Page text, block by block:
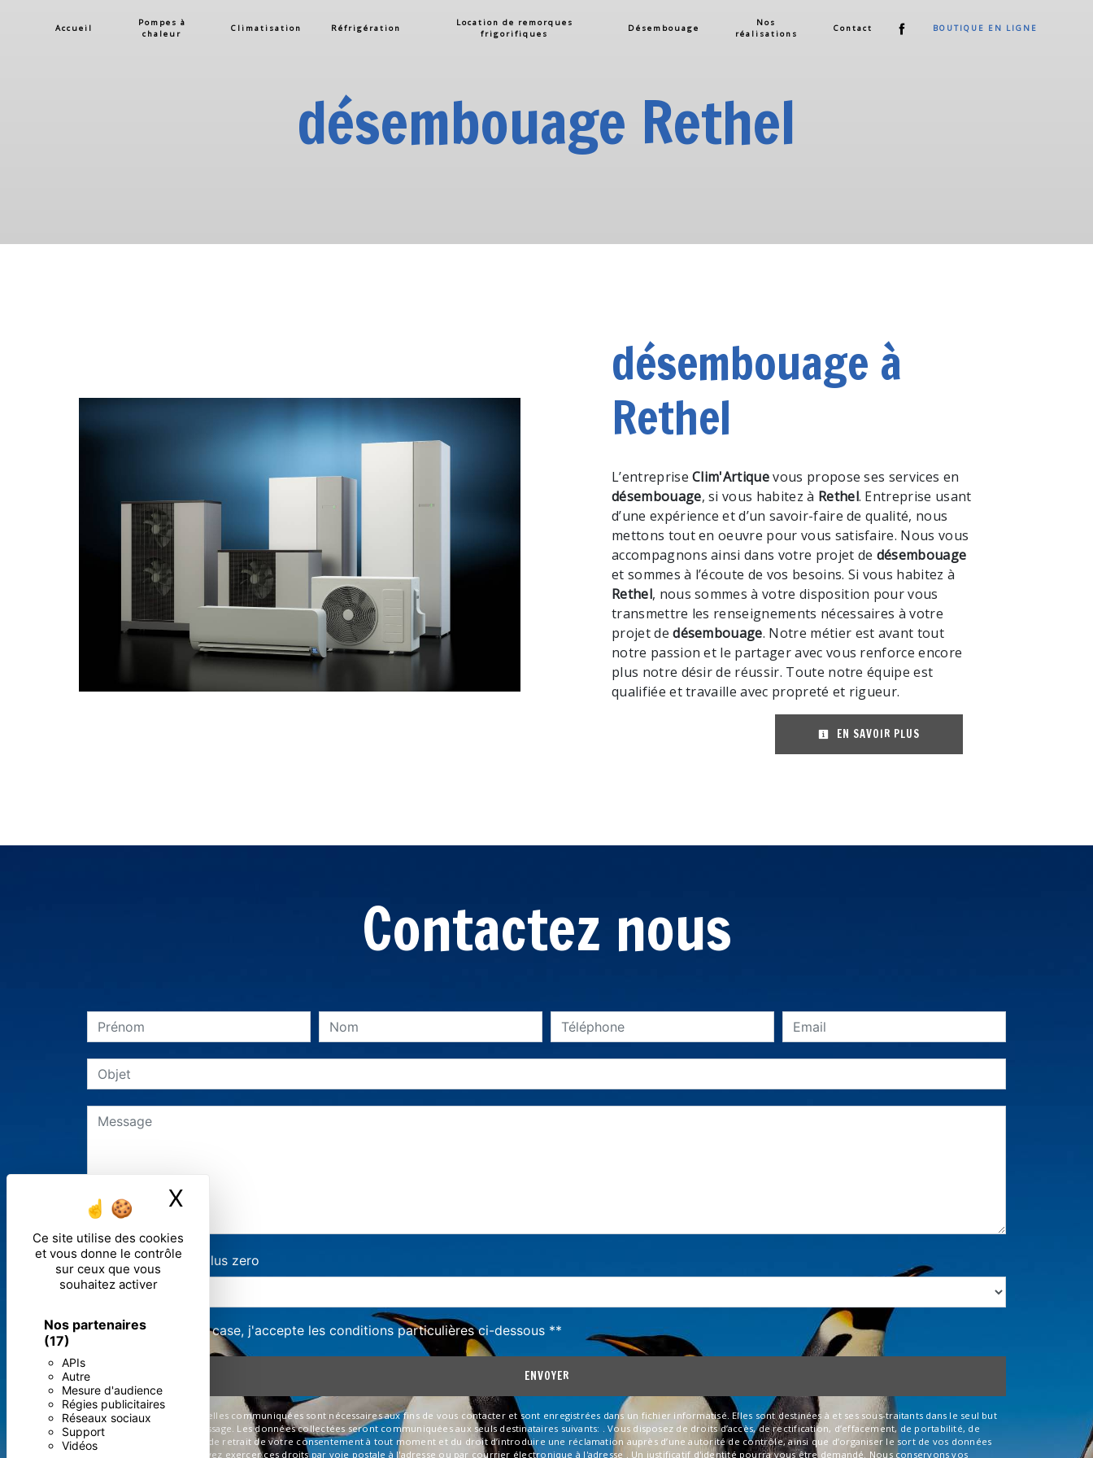
Ce site utilise des cookies
et vous donne le contrôle
sur ceux que vous
souhaitez activer
Nos partenaires
(17)
APIs
Autre
Mesure d'audience
Régies publicitaires
Réseaux sociaux
Support
Vidéos
X
Accueil
Pompes à
chaleur
Climatisation Réfrigération
Location de remorques
frigorifiques
Désembouage
Nos
réalisations
Contact BOUTIQUE EN LIGNE
désembouage Rethel
désembouage à
Rethel
L’entrepriseClim'Artiquevous propose ses services en
désembouage, si vous habitez à Rethel. Entreprise usant
d’une expérience et d’un savoir-faire de qualité, nous
mettons tout en oeuvre pour vous satisfaire. Nous vous
accompagnons ainsi dans votre projet de désembouage
et sommes à l’écoute de vos besoins. Si vous habitez à
Rethel, nous sommes à votre disposition pour vous
transmettre les renseignements nécessaires à votre
projet dedésembouage. Notre métier est avant tout
notre passion et le partager avec vous renforce encore
plus notre désir de réussir. Toute notre équipe est
qualifiée et travaille avec propreté et rigueur.
EN SAVOIR PLUS
Contactez nous
Combien font huit plus zero
En cochant cette case, j'accepte les conditions particulières ci-dessous **
ENVOYER
** Les données personnelles communiquées sont nécessaires aux fins de vous contacter et sont enregistrées dans un fichier informatisé. Elles sont destinées à et ses sous-traitants dans le seul but
de répondre à votre message. Les données collectées seront communiquées aux seuls destinataires suivants: . Vous disposez de droits d’accès, de rectification, d’effacement, de portabilité, de
limitation, d’opposition, de retrait de votre consentement à tout moment et du droit d’introduire une réclamation auprès d’une autorité de contrôle, ainsi que d’organiser le sort de vos données
post-mortem. Vous pouvez exercer ces droits par voie postale à l'adresse ou par courrier électronique à l'adresse . Un justificatif d'identité pourra vous être demandé. Nous conservons vos